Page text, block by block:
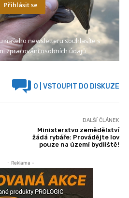
Přihlásit se
našeho newsletteru souhlasíte s
zpracování osobních údajů
0 | VSTOUPIT DO DISKUZE
DALŠÍ ČLÁNEK
Ministerstvo zemědělství
žádá rybáře: Provádějte lov
pouze na území bydliště!
- Reklama -